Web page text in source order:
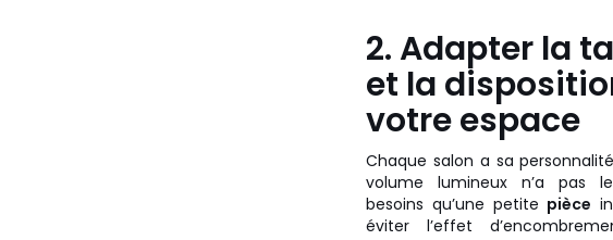
2. Adapter la
et la
votre espace
Chaque salon a sa
volume lumineux n’a pas
besoins qu’une petite pièce
éviter l’effet